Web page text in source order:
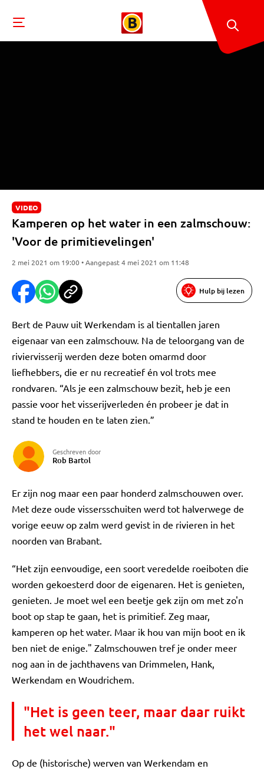
VIDEO
Kamperen op het water in een zalmschouw:
'Voor de primitievelingen'
2 mei 2021 om 19:00 • Aangepast 4 mei 2021 om 11:48
Hulp bij lezen
Bert de Pauw uit Werkendam is al tientallen jaren
eigenaar van een zalmschouw. Na de teloorgang van de
riviervisserij werden deze boten omarmd door
liefhebbers, die er nu recreatief én vol trots mee
rondvaren. “Als je een zalmschouw bezit, heb je een
passie voor het visserijverleden én probeer je dat in
stand te houden en te laten zien.”
Geschreven door
Rob Bartol
Er zijn nog maar een paar honderd zalmschouwen over.
Met deze oude vissersschuiten werd tot halverwege de
vorige eeuw op zalm werd gevist in de rivieren in het
noorden van Brabant.
“Het zijn eenvoudige, een soort veredelde roeiboten die
worden gekoesterd door de eigenaren. Het is genieten,
genieten. Je moet wel een beetje gek zijn om met zo'n
boot op stap te gaan, het is primitief. Zeg maar,
kamperen op het water. Maar ik hou van mijn boot en ik
ben niet de enige." Zalmschouwen tref je onder meer
nog aan in de jachthavens van Drimmelen, Hank,
Werkendam en Woudrichem.
"Het is geen teer, maar daar ruikt
het wel naar."
Op de (historische) werven van Werkendam en